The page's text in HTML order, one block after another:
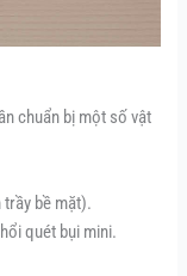
chuẩn bị một số vật
bề mặt).
quét bụi mini.